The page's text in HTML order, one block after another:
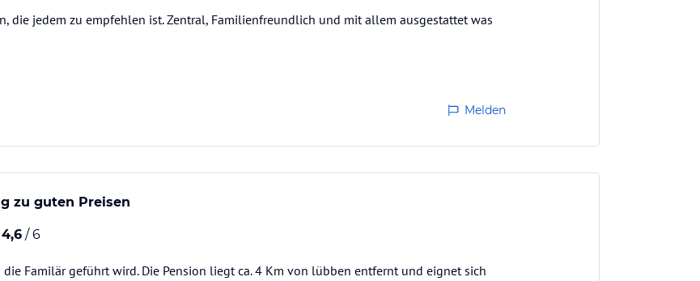
die jedem zu empfehlen ist. Zentral, Familienfreundlich und mit allem ausgestattet was
Melden
zu guten Preisen
4,6 / 6
die Familär geführt wird. Die Pension liegt ca. 4 Km von lübben entfernt und eignet sich